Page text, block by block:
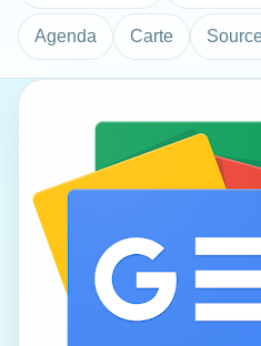
Agenda Carte